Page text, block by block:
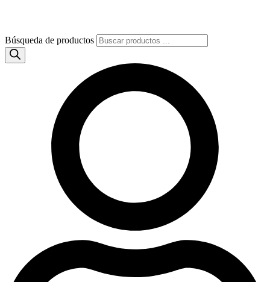
Búsqueda de productos